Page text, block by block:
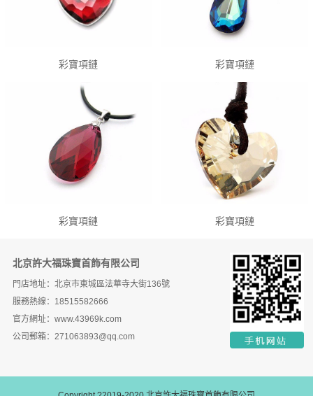
彩寶項鏈 彩寶項鏈
彩寶項鏈 彩寶項鏈
北京許大福珠寶首飾有限公司
門店地址：北京市東城區法華寺大街136號
服務熱線：18515582666
官方網址：www.43969k.com
公司郵箱：271063893@qq.com